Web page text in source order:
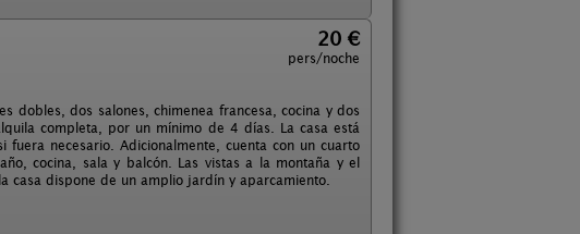
20 €
pers/noche
dobles, dos salones, chimenea francesa, cocina y dos
completa, por un mínimo de 4 días. La casa está
necesario. Adicionalmente, cuenta con un cuarto
cocina, sala y balcón. Las vistas a la montaña y el
casa dispone de un amplio jardín y aparcamiento.